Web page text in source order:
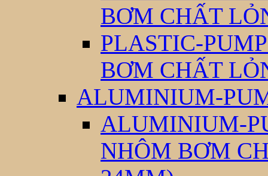
BƠM CHẤT
PLASTIC-
BƠM CHẤT
ALUMINIUM-
ALUMINIUM-
NHÔM BƠM